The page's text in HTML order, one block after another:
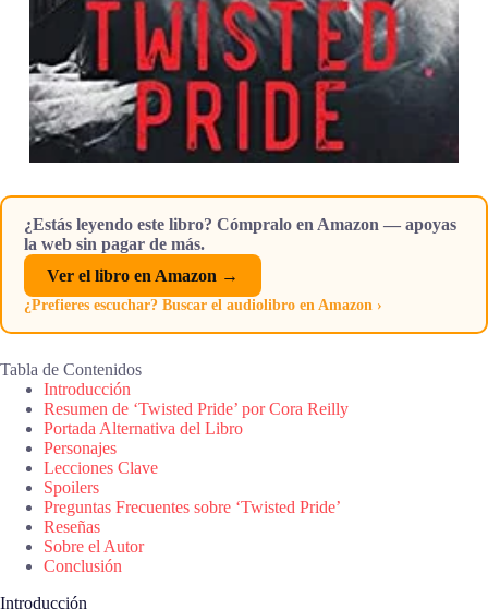
¿Estás leyendo este libro? Cómpralo en Amazon — apoyas
la web sin pagar de más.
Ver el libro en Amazon →
¿Prefieres escuchar? Buscar el audiolibro en Amazon ›
Tabla de Contenidos
Introducción
Resumen de ‘Twisted Pride’ por Cora Reilly
Portada Alternativa del Libro
Personajes
Lecciones Clave
Spoilers
Preguntas Frecuentes sobre ‘Twisted Pride’
Reseñas
Sobre el Autor
Conclusión
Introducción